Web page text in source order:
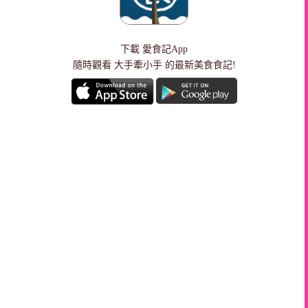
下載 愛食記App
隨時觀看 大手牽小手 的最新美食食記!